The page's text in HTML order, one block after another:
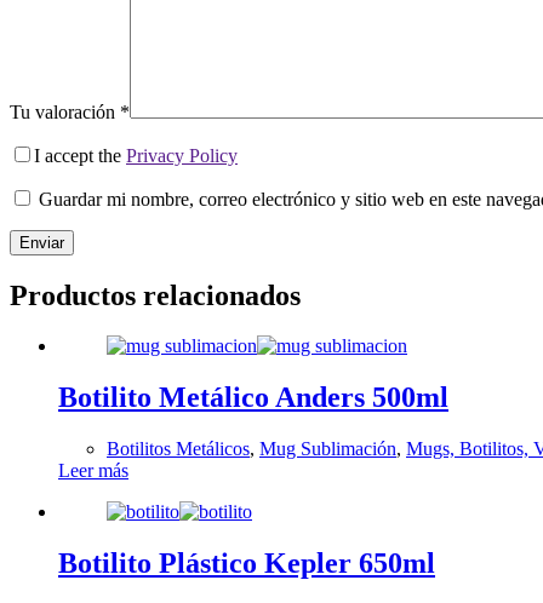
Tu valoración *
I accept the Privacy Policy
Guardar mi nombre, correo electrónico y sitio web en este
Enviar
Productos relacionados
Botilito Metálico Anders 500ml
Botilitos Metálicos, Mug Sublimación, Mugs, Botilitos,
Leer más
Botilito Plástico Kepler 650ml